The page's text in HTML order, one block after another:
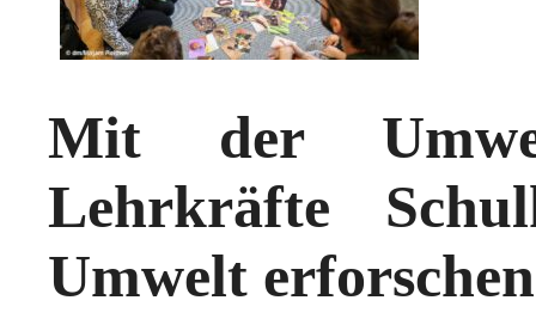
Mit der
Lehrkräfte
Umwelt erforschen